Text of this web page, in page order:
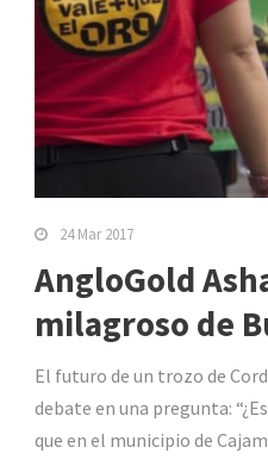
24 Mar 2017
AngloGold
milagroso de
El futuro de un trozo de
debate en una pregunta:
que en el municipio de